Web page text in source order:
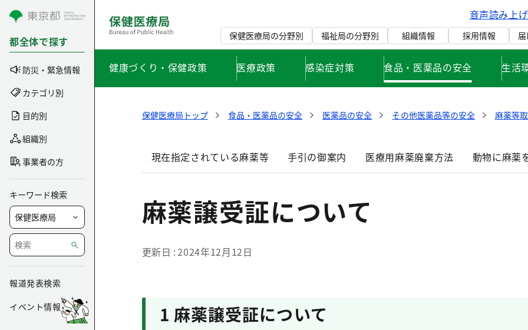
コンテンツにスキップ
都全体で探す
防災・緊急情報
カテゴリ別
目的別
組織別
事業者の方
キーワード検索
報道発表検索
イベント情報
音声読み上
保健医療局の分野別 福祉局の分野別 組織情報 採用情報
健康づくり・保健政策 医療政策 感染症対策 食品・医薬品の安全 生活
保健医療局トップ 食品・医薬品の安全 医薬品の安全 その他医薬品等の安全 麻薬等
現在指定されている麻薬等 手引の御案内 医療用麻薬廃棄方法 動物に麻薬
麻薬譲受証について
更新日 2024年12月12日
1 麻薬譲受証について